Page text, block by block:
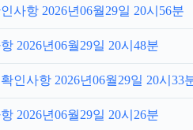
사항 2026년06월29일 20시56분
2026년06월29일 20시48분
인사항 2026년06월29일 20시33
2026년06월29일 20시26분